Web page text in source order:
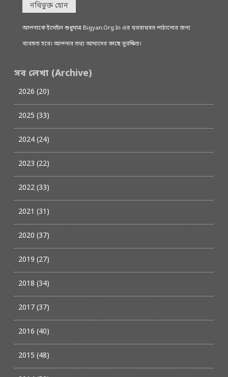
নথিভুক্ত হোন
আপনাকে ইমেইল শুধুমাত্র Bigyan.Org.In এর খবরাখবর পাঠানোর জন্য
ব্যবহৃত হবে। আপনার তথ্য আমাদের কাছে সুরক্ষিত।
সব লেখা (Archive)
2026 (20)
2025 (33)
2024 (24)
2023 (22)
2022 (33)
2021 (31)
2020 (37)
2019 (27)
2018 (34)
2017 (37)
2016 (40)
2015 (48)